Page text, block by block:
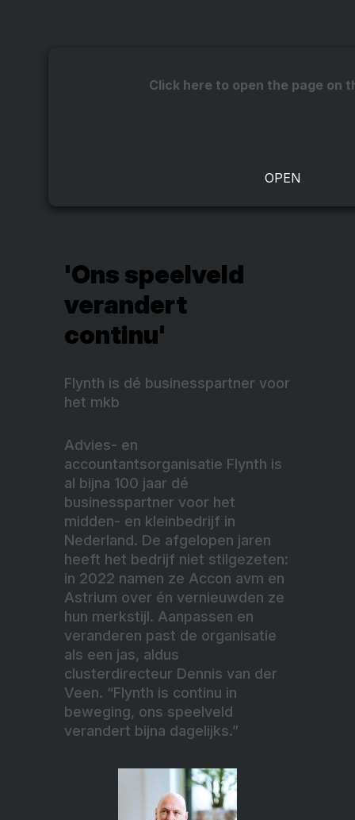
Click here to open the page on
'Ons speelveld
verandert
continu'
Flynth is dé businesspartner voor
het mkb
Advies- en
accountantsorganisatie Flynth is
al bijna 100 jaar dé
businesspartner voor het
midden- en kleinbedrijf in
Nederland. De afgelopen jaren
heeft het bedrijf niet stilgezeten:
in 2022 namen ze Accon avm en
Astrium over én vernieuwden ze
hun merkstijl. Aanpassen en
veranderen past de organisatie
als een jas, aldus
clusterdirecteur Dennis van der
Veen. “Flynth is continu in
beweging, ons speelveld
verandert bijna dagelijks.”